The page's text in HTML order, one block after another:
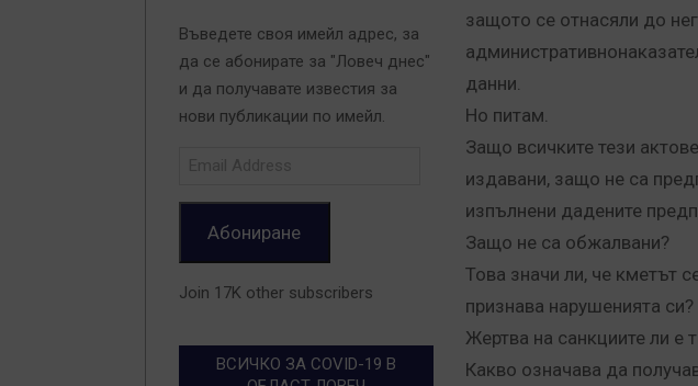
защото се отнасяли до
данни.
Но питам.
Защо всичките тези
издавани, защо не са
изпълнени дадените
Защо не са обжалвани?
Това значи ли, че кметът
признава нарушенията си?
Жертва на санкциите ли е
Какво означава да
Въведете своя имейл адрес, за
да се абонирате за "Ловеч днес"
и да получавате известия за
нови публикации по имейл.
Абониране
Join 17K other subscribers
ВСИЧКО ЗА COVID-19 В